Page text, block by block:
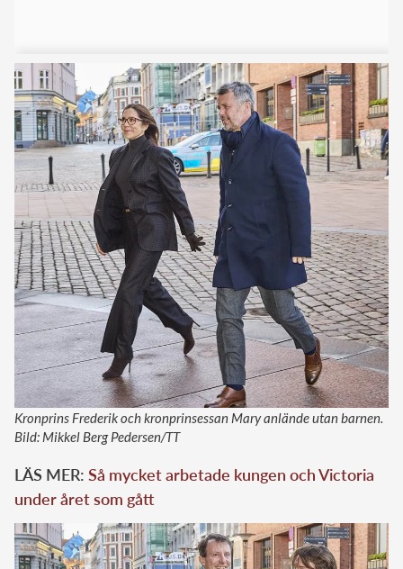
Kronprins Frederik och kronprinsessan Mary anlände utan barnen.
Bild: Mikkel Berg Pedersen/TT
LÄS MER: Så mycket arbetade kungen och Victoria
under året som gått